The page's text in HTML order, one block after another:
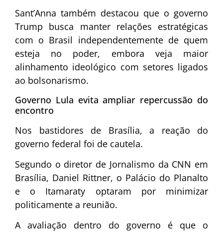
Sant’Anna também destacou que o governo
Trump busca manter relações estratégicas
com o Brasil independentemente de quem
esteja no poder, embora veja maior
alinhamento ideológico com setores ligados
ao bolsonarismo.
Governo Lula evita ampliar repercussão do
encontro
Nos bastidores de Brasília, a reação do
governo federal foi de cautela.
Segundo o diretor de Jornalismo da CNN em
Brasília, Daniel Rittner, o Palácio do Planalto
e o Itamaraty optaram por minimizar
politicamente a reunião.
A avaliação dentro do governo é que o